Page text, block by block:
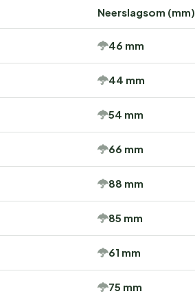
Neerslagsom (mm)
46 mm
44 mm
54 mm
66 mm
88 mm
85 mm
61 mm
75 mm